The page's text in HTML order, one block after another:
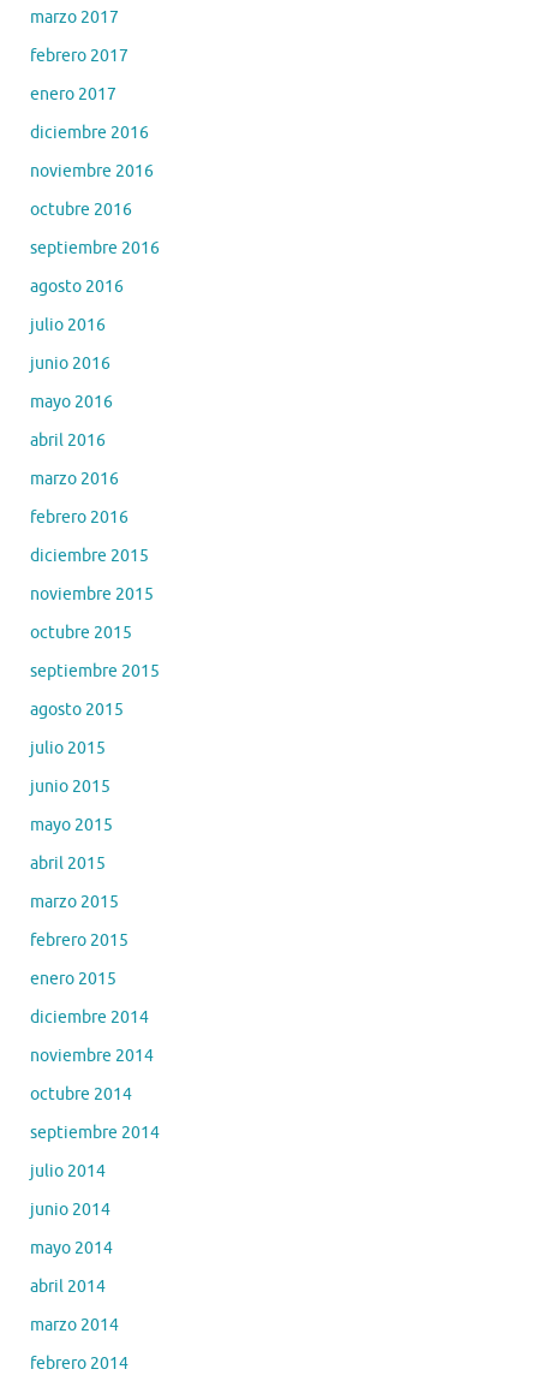
marzo 2017
febrero 2017
enero 2017
diciembre 2016
noviembre 2016
octubre 2016
septiembre 2016
agosto 2016
julio 2016
junio 2016
mayo 2016
abril 2016
marzo 2016
febrero 2016
diciembre 2015
noviembre 2015
octubre 2015
septiembre 2015
agosto 2015
julio 2015
junio 2015
mayo 2015
abril 2015
marzo 2015
febrero 2015
enero 2015
diciembre 2014
noviembre 2014
octubre 2014
septiembre 2014
julio 2014
junio 2014
mayo 2014
abril 2014
marzo 2014
febrero 2014